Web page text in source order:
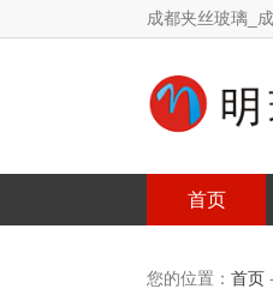
成都夹丝玻璃_
首页
您的位置： 首页 -